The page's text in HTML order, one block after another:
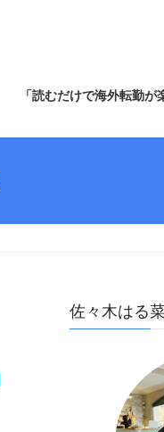
「読むだけで海外転勤が
佐々木はる